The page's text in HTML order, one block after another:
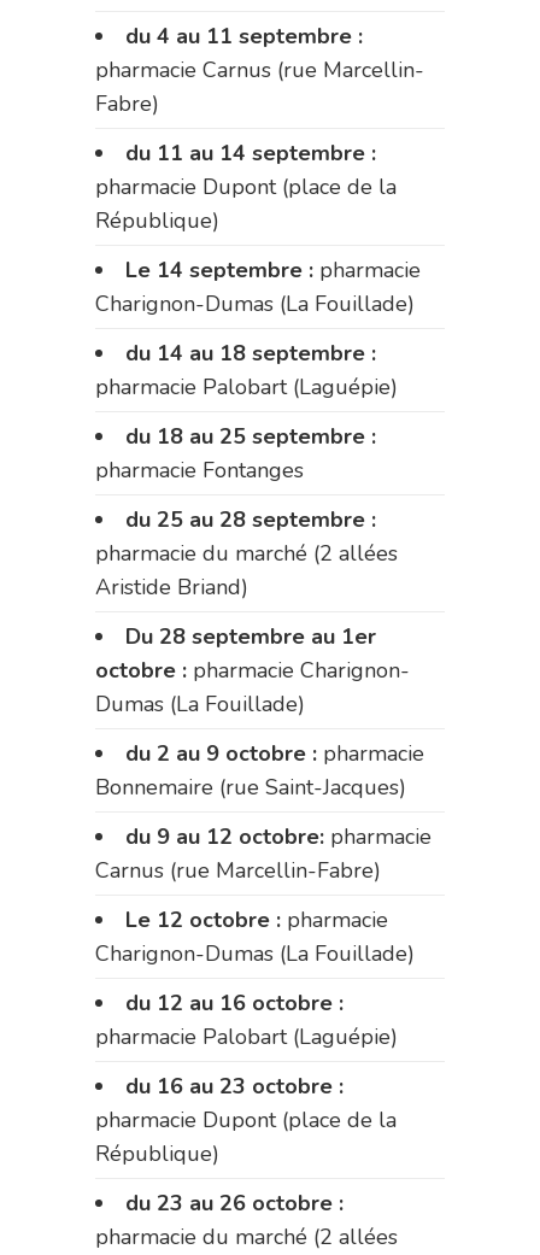
du 4 au 11 septembre :
pharmacie Carnus (rue Marcellin-
Fabre)
du 11 au 14 septembre :
pharmacie Dupont (place de la
République)
Le 14 septembre : pharmacie
Charignon-Dumas (La Fouillade)
du 14 au 18 septembre :
pharmacie Palobart (Laguépie)
du 18 au 25 septembre :
pharmacie Fontanges
du 25 au 28 septembre :
pharmacie du marché (2 allées
Aristide Briand)
Du 28 septembre au 1er
octobre : pharmacie Charignon-
Dumas (La Fouillade)
du 2 au 9 octobre : pharmacie
Bonnemaire (rue Saint-Jacques)
du 9 au 12 octobre: pharmacie
Carnus (rue Marcellin-Fabre)
Le 12 octobre : pharmacie
Charignon-Dumas (La Fouillade)
du 12 au 16 octobre :
pharmacie Palobart (Laguépie)
du 16 au 23 octobre :
pharmacie Dupont (place de la
République)
du 23 au 26 octobre :
pharmacie du marché (2 allées